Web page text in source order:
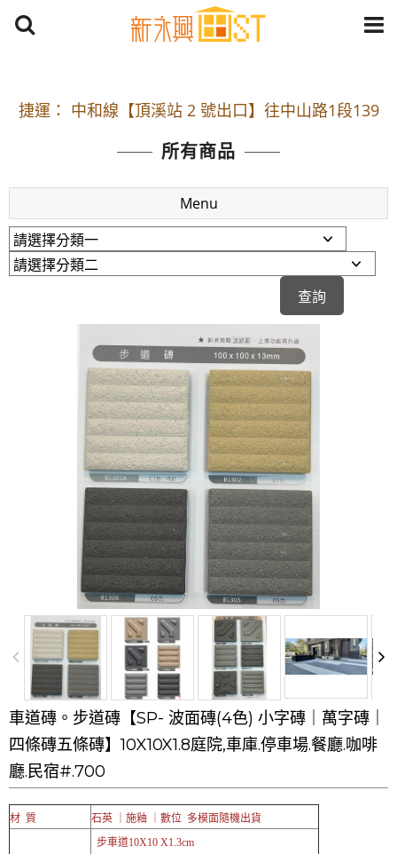
捷運： 中和線【頂溪站 2 號出口】往中山路1段139
原Line已滿 無法加Line好友 請親愛的客戶加入
LINE官方帳號@a0975005573
開車：中山路1段 到永平路路口(樂華夜市口)門口可
停車
捷運： 中和線【頂溪站 2 號出口】往中山路1段139
號約10分鐘
原Line已滿 無法加Line好友 請親愛的客戶加入
LINE官方帳號@a0975005573
所有商品
Menu
車道磚。步道磚【SP- 波面磚(4色) 小字磚｜萬字磚｜
四條磚五條磚】10X10X1.8庭院,車庫.停車場.餐廳.咖啡
廳.民宿#.700
材 質 石英 ｜施釉 ｜數位 多模面隨機出貨
步車道10X10 X1.3cm